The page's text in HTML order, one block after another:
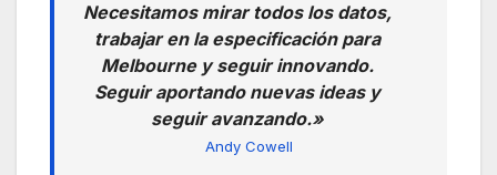
Necesitamos mirar todos los datos,
trabajar en la especificación para
Melbourne y seguir innovando.
Seguir aportando nuevas ideas y
seguir avanzando.»
Andy Cowell